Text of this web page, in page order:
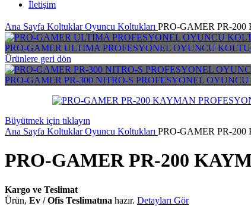
İletişim
Ana Sayfa KoltuklarOyuncu Koltukları PRO-GAMER PR-
PRO-GAMER ULTIMA PROFESYONEL OYUNCU
Ürünlere geri dön
PRO-GAMER PR-300 NITRO-S PROFESYONEL
Büyütmek için tıklayın
Ana Sayfa KoltuklarOyuncu Koltukları PRO-GAMER PR-
PRO-GAMER PR-200
Kargo ve Teslimat
Ürün, Ev / Ofis Teslimatına hazır. Detayları Gör